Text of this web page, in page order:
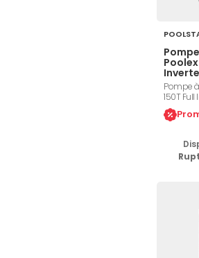
Pompe
150T Full
11,05,
de -